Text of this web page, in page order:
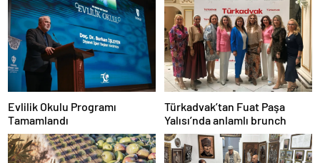
Evlilik Okulu Programı
Tamamlandı
Türkadvak’tan Fuat Paşa
Yalısı’nda anlamlı brunch